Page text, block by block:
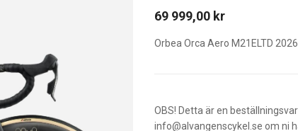
69 999,00 kr
Orbea Orca Aero M21ELTD
OBS! Detta är en
info@alvangenscykel.se om ni